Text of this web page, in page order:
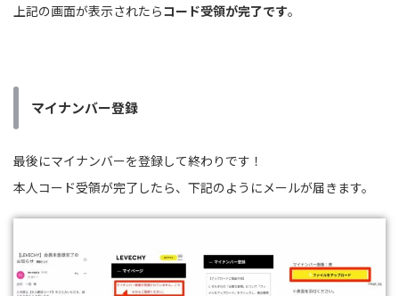
上記の画面が表示されたらコード受領が完了です。
マイナンバー登録
最後にマイナンバーを登録して終わりです！
本人コード受領が完了したら、下記のようにメールが届きます。